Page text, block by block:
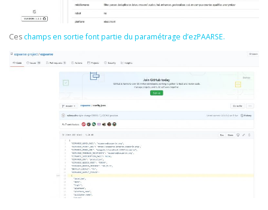
Ces champs en sortie font partie du paramétrage d’ezPAARSE.